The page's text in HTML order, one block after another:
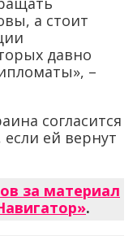
а стоит
давно
–
согласится
ей вернут
за материал
.